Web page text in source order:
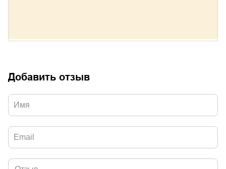
Добавить отзыв